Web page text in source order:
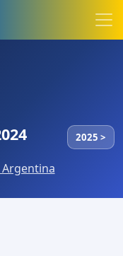
2025 >
Argentina